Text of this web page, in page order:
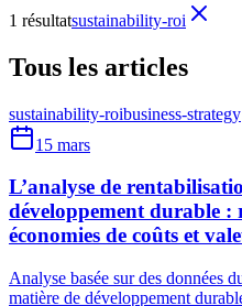
1 résultatsustainability-roi
Tous les articles
sustainability-roibusiness-strategy
15 mars
L’analyse de
développement durable :
économies de coûts et
Analyse basée sur des données
matière de développement